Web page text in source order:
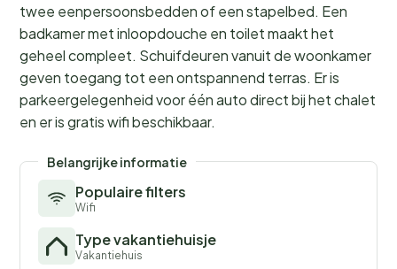
twee eenpersoonsbedden of een stapelbed. Een
badkamer met inloopdouche en toilet maakt het
geheel compleet. Schuifdeuren vanuit de woonkamer
geven toegang tot een ontspannend terras. Er is
parkeergelegenheid voor één auto direct bij het chalet
en er is gratis wifi beschikbaar.
Belangrijke informatie
Populaire filters
Wifi
Type vakantiehuisje
Vakantiehuis